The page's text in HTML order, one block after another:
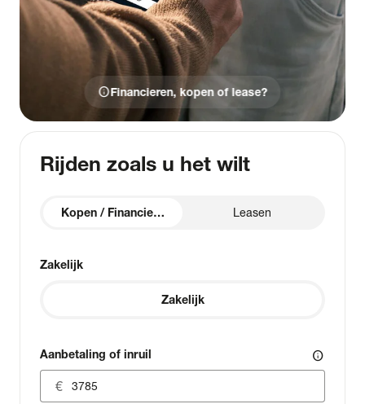
infoFinancieren, kopen of lease?
Rijden zoals u het wilt
Kopen / Financieren Leasen
Zakelijk
Zakelijk
Aanbetaling of inruil info